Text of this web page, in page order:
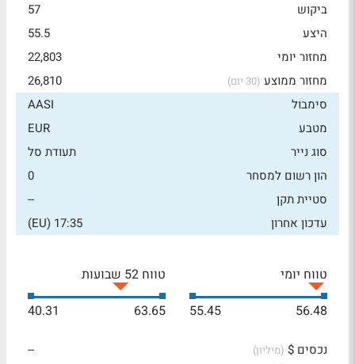
ביקוש
57
היצע
55.5
מחזור יומי
22,803
מחזור ממוצע (30 יום)
26,810
סימבול
AASI
מטבע
EUR
סוג נייר
תעודת סל
הון רשום למסחר
0
סטיית תקן
--
עדכון אחרון
17:35 (EU)
טווח יומי
56.48
55.45
טווח 52 שבועות
63.65
40.31
נכסים $ (מיליון)
--